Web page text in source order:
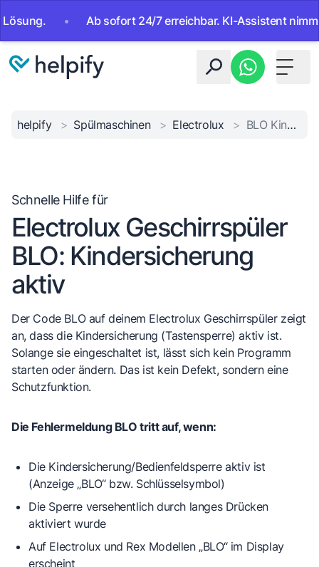
• Ab sofort 24/7 erreichbar. KI-Assistent nimmt Ihr
Toggle
helpify > Spülmaschinen > Electrolux > BLO Kindersicherung deaktivieren
Schnelle Hilfe für
Electrolux Geschirrspüler
BLO: Kindersicherung
aktiv
Der Code BLO auf deinem Electrolux Geschirrspüler zeigt
an, dass die Kindersicherung (Tastensperre) aktiv ist.
Solange sie eingeschaltet ist, lässt sich kein Programm
starten oder ändern. Das ist kein Defekt, sondern eine
Schutzfunktion.
Die Fehlermeldung BLO tritt auf, wenn:
Die Kindersicherung/Bedienfeldsperre aktiv ist
(Anzeige „BLO“ bzw. Schlüsselsymbol)
Die Sperre versehentlich durch langes Drücken
aktiviert wurde
Auf Electrolux und Rex Modellen „BLO“ im Display
erscheint